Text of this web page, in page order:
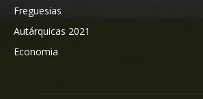
Freguesias
Autárquicas 2021
Economia